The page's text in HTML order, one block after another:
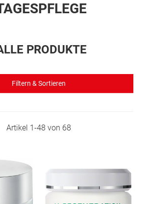
PRODUKTE
Filtern & Sortieren
Artikel 1-48 von 68